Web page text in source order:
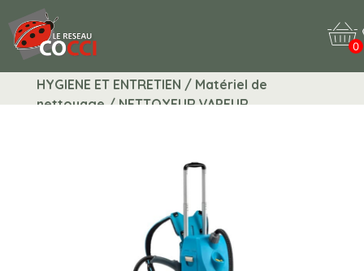
0
HYGIENE ET ENTRETIEN / Matériel de
nettoyage / NETTOYEUR VAPEUR